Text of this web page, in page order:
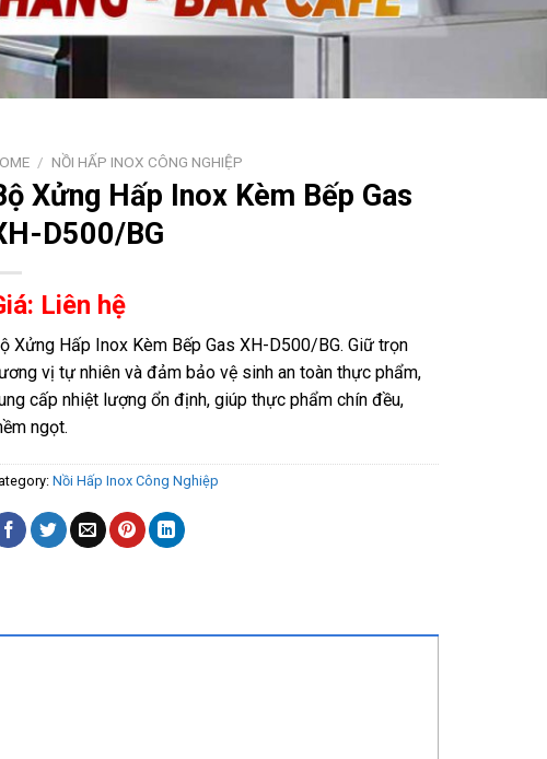
/ NỒI HẤP INOX CÔNG NGHIỆP
Xửng Hấp Inox Kèm Bếp Gas
D500/BG
Liên hệ
Xửng Hấp Inox Kèm Bếp Gas XH-D500/BG. Giữ trọn
vị tự nhiên và đảm bảo vệ sinh an toàn thực phẩm,
cấp nhiệt lượng ổn định, giúp thực phẩm chín đều,
ngọt.
Nồi Hấp Inox Công Nghiệp